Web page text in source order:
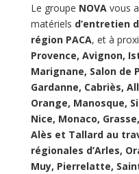
Le groupe NOVA vous
matériels d’entretien
région PACA, et à
Provence, Avignon,
Marignane, Salon de
Gardanne, Cabriès,
Orange, Manosque,
Nice, Monaco,
Alès et Tallard au
régionales d’Arles,
Muy, Pierrelatte,